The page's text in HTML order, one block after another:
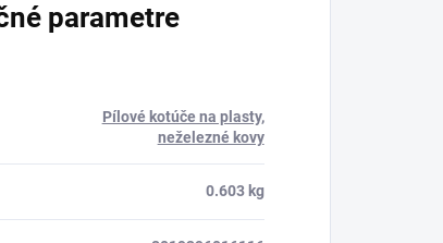
parametre
Pílové kotúče na plasty,
neželezné kovy
0.603 kg